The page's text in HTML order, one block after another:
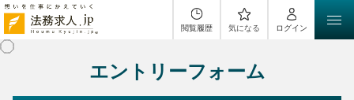
閲覧履歴 気になる ログイン
エントリーフォーム